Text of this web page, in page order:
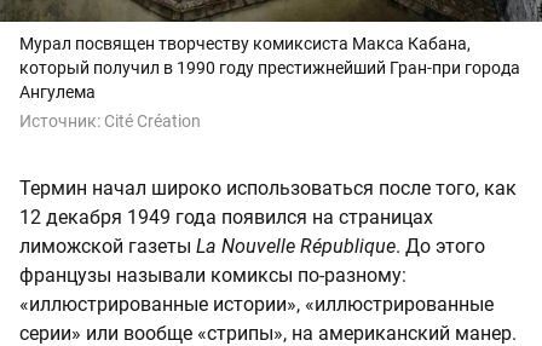
Мурал посвящен творчеству комиксиста Макса Кабана,
который получил в 1990 году престижнейший Гран-при города
Ангулема
Источник: Cité Création
Термин начал широко использоваться после того, как
12 декабря 1949 года появился на страницах
лиможской газеты La Nouvelle République. До этого
французы называли комиксы по-разному:
«иллюстрированные истории», «иллюстрированные
серии» или вообще «стрипы», на американский манер.